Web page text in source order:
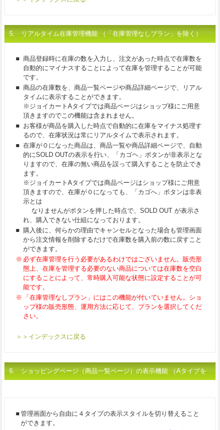
5. リアルタイム在庫管理機能 （「在庫管理なしプラン」を除く）
■ 商品登録時に在庫の数を入力し、注文があった時点で在庫数を
自動的にマイナスすることによって在庫を管理することが可能
です。
■ 商品の在庫数を、商品一覧ページや商品詳細ページで、リアル
タイムに表示することができます。
※ジョイカートAタイプでは商品ページはショップ様にご用意
頂きますのでこの機能は含まれません。
■ お客様が商品を購入した時点で自動的に在庫をマイナス処理す
るので、在庫状況は常にリアルタイムで表示されます。
■ 在庫が０になった商品は、商品一覧や商品詳細ページで、自動
的にSOLD OUTの表示を行い、「カゴヘ」ボタンが非表示とな
りますので、在庫の無い商品を誤って購入することを防止でき
ます。
※ジョイカートAタイプでは商品ページはショップ様にご用意
頂きますので、在庫が０になっても、「カゴへ」ボタンは非表
示とは
なりませんがボタンを押した時点で、SOLD OUT が表示さ
れ、購入できない仕組になっております。
■ 購入後に、何らかの理由でキャンセルとなった場合も管理画面
から注文情報を削除するだけで在庫数を購入前の数に戻すこと
ができます。
※ 必ず在庫管理を行う必要があるわけではございません。販売形
態上、在庫を管理する必要のない商品については在庫数を空白
にすることによって、常時購入可能な状態に設定することが可
能です。
※
「在庫管理なしプラン」にはこの機能が付いていません。ショ
ップ様の販売形態、運用方法に応じて、プランを選択してくだ
さい。
＞＞インデックスに戻る
6. ショッピングページ （商品一覧ページ） の表示機能 （Aタイプを
■ 管理画面から自由に４タイプの表示スタイルを切り替えること
ができます。